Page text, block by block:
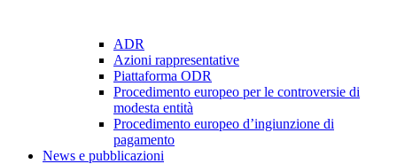
ADR
Azioni rappresentative
Piattaforma ODR
Procedimento europeo per le controversie di
modesta entità
Procedimento europeo d’ingiunzione di
pagamento
News e pubblicazioni